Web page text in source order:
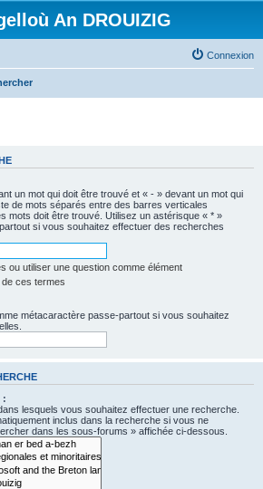
An DROUIZIG
Connexion
un mot qui doit être trouvé et « - » devant un mot qui
de mots séparés entre des barres verticales
mots doit être trouvé. Utilisez un astérisque « * »
si vous souhaitez effectuer des recherches
ou utiliser une question comme élément
de ces termes
métacaractère passe-partout si vous souhaitez
:
lesquels vous souhaitez effectuer une recherche.
inclus dans la recherche si vous ne
dans les sous-forums » affichée ci-dessous.